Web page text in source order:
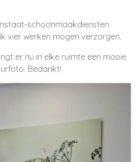
schoonmaakdiensten
vier werken mogen verzorgen.
er nu in elke ruimte een mooie
Bedankt!